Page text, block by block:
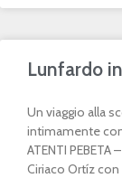
Lunfardo
Un viaggio alla
intimamente
ATENTI PEBETA
Ciriaco Ortíz